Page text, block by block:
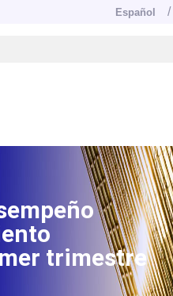
Español
trimestre